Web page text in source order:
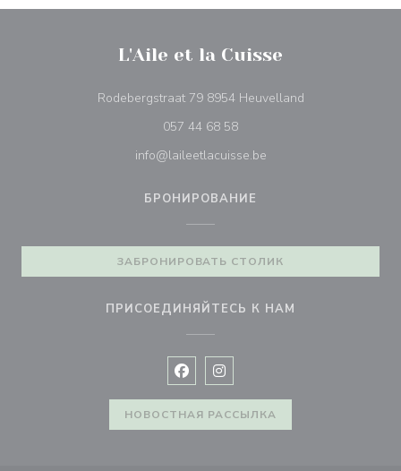
L'Aile et la Cuisse
Rodebergstraat 79 8954 Heuvelland((открывается
057 44 68 58
info@laileetlacuisse.be
БРОНИРОВАНИЕ
ЗАБРОНИРОВАТЬ СТОЛИК
ПРИСОЕДИНЯЙТЕСЬ К НАМ
Facebook ((открывается в новом
Instagram ((открывается в
НОВОСТНАЯ РАССЫЛКА